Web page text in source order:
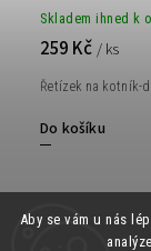
Aby se vám u nás
Skladem ihned k
259 Kč / ks
Do košíku
Řetízek na kotník-
3 + 1